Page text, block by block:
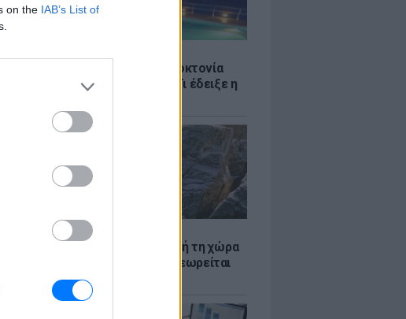
on the IAB’s List of
4χρονος στην Πάρο: Ανθρωποκτονία
από αμέλεια στο beach bar - Τι έδειξε η
ΘΕΜΑΤΑ
Η παράξενη ελευθερία: Σε αυτή τη χώρα
της Ευρώπης, το γuμνό δεν θεωρείται
πρόκληση